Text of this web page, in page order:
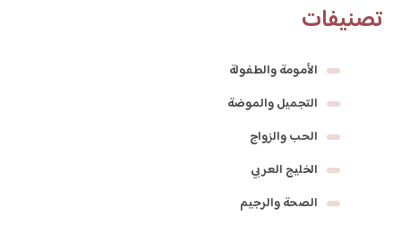
تصنيفات
الأمومة والطفولة
التجميل والموضة
الحب والزواج
الخليج العربي
الصحة والرجيم